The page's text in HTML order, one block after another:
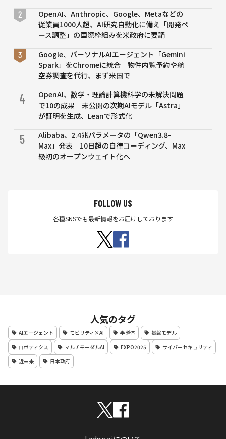
OpenAI、Anthropic、Google、Metaなどの
従業員1000人超、AI研究自動化に備え「開発ペ
ース調整」の国際枠組みを米政府に要請
Google、パーソナルAIエージェント「Gemini
Spark」をChromeに統合 物件内覧予約や航
空券調査を代行、まず米国で
4
OpenAI、数学・理論計算機科学の未解決問題
で10の成果 未公開の次期AIモデル「Astra」
が証明を生成、Leanで形式化
5
Alibaba、2.4兆パラメータの「Qwen3.8-
Max」発表 10日超の自律コーディング、Max
級初のオープンウェイト化へ
FOLLOW US
各種SNSでも最新情報をお届けしております
人気のタグ
AIエージェント モビリティ×AI 半導体
基盤モデル
ロボティクス
マルチモーダルAI EXPO2025
サイバーセキュリティ
近未来
日本政府